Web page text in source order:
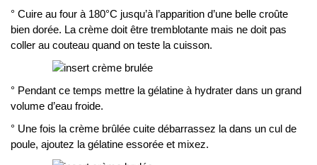
° Cuire au four à 180°C jusqu’à l’apparition d’une belle croûte
bien dorée. La crème doit être tremblotante mais ne doit pas
coller au couteau quand on teste la cuisson.
° Pendant ce temps mettre la gélatine à hydrater dans un grand
volume d’eau froide.
° Une fois la crème brûlée cuite débarrassez la dans un cul de
poule, ajoutez la gélatine essorée et mixez.